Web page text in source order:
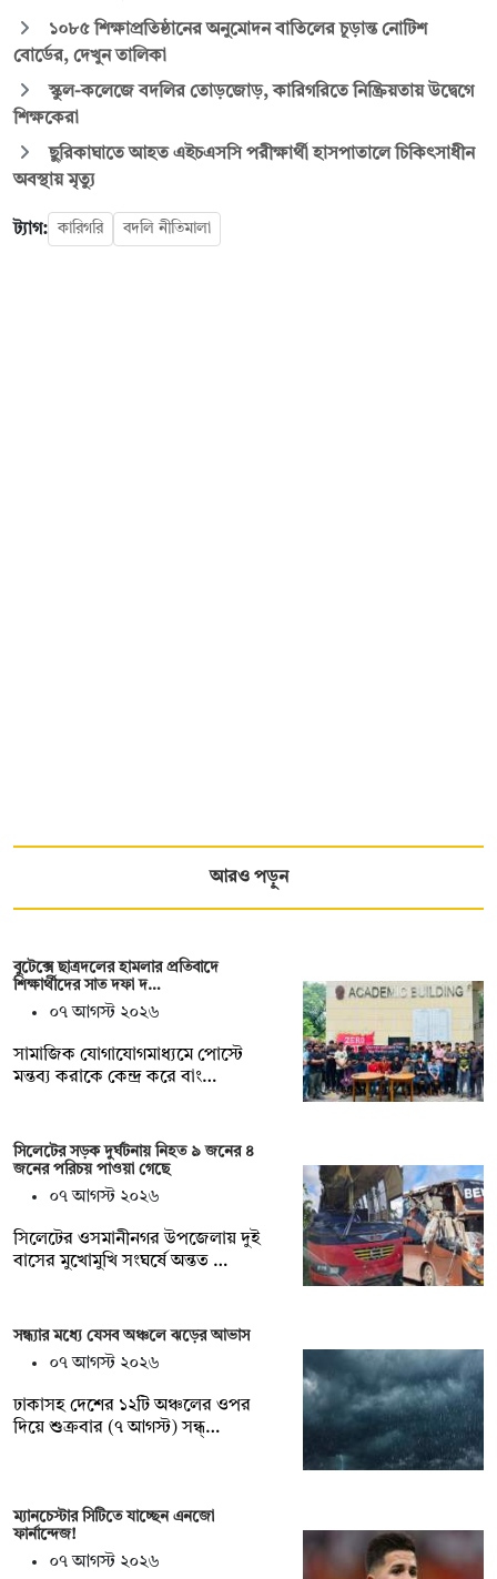
১০৮৫ শিক্ষাপ্রতিষ্ঠানের অনুমোদন বাতিলের চূড়ান্ত নোটিশ
বোর্ডের, দেখুন তালিকা
স্কুল-কলেজে বদলির তোড়জোড়, কারিগরিতে নিষ্ক্রিয়তায় উদ্বেগে
শিক্ষকেরা
ছুরিকাঘাতে আহত এইচএসসি পরীক্ষার্থী হাসপাতালে চিকিৎসাধীন
অবস্থায় মৃত্যু
ট্যাগ: কারিগরি বদলি নীতিমালা
আরও পড়ুন
বুটেক্সে ছাত্রদলের হামলার প্রতিবাদে
শিক্ষার্থীদের সাত দফা দ…
০৭ আগস্ট ২০২৬
সামাজিক যোগাযোগমাধ্যমে পোস্টে
মন্তব্য করাকে কেন্দ্র করে বাং…
সিলেটের সড়ক দুর্ঘটনায় নিহত ৯ জনের ৪
জনের পরিচয় পাওয়া গেছে
০৭ আগস্ট ২০২৬
সিলেটের ওসমানীনগর উপজেলায় দুই
বাসের মুখোমুখি সংঘর্ষে অন্তত …
সন্ধ্যার মধ্যে যেসব অঞ্চলে ঝড়ের আভাস
০৭ আগস্ট ২০২৬
ঢাকাসহ দেশের ১২টি অঞ্চলের ওপর
দিয়ে শুক্রবার (৭ আগস্ট) সন্ধ্…
ম্যানচেস্টার সিটিতে যাচ্ছেন এনজো
ফার্নান্দেজ!
০৭ আগস্ট ২০২৬